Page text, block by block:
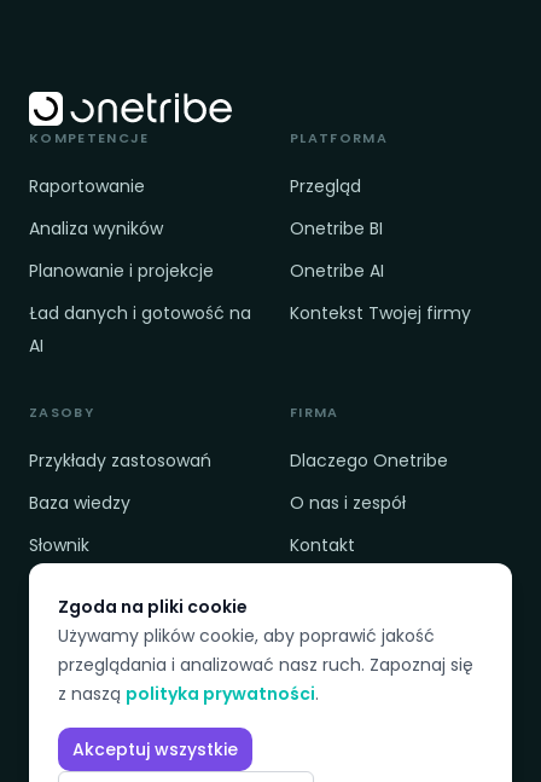
KOMPETENCJE
Raportowanie
Analiza wyników
Planowanie i projekcje
Ład danych i gotowość na
AI
PLATFORMA
Przegląd
Onetribe BI
Onetribe AI
Kontekst Twojej firmy
ZASOBY
Przykłady zastosowań
Baza wiedzy
Słownik
Porównanie
FIRMA
Dlaczego Onetribe
O nas i zespół
Kontakt
Regulamin
DOSTĘPNE JĘZYKI
ENPLSKCZ
Zgoda na pliki cookie
Używamy plików cookie, aby poprawić jakość
przeglądania i analizować nasz ruch. Zapoznaj się
z naszą polityka prywatności.
Akceptuj wszystkie